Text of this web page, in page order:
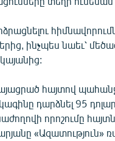
ինչպես նաեւ՝
հայտով
դարձնել 95
որոշումը
«Ազատություն»